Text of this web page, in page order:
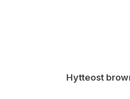
Hytteost